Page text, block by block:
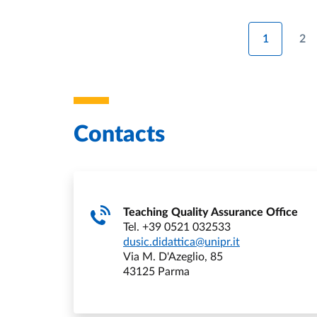
1 2
Contacts
Teaching Quality Assurance Office
Tel. +39 0521 032533
dusic.didattica@unipr.it
Via M. D'Azeglio, 85
43125 Parma